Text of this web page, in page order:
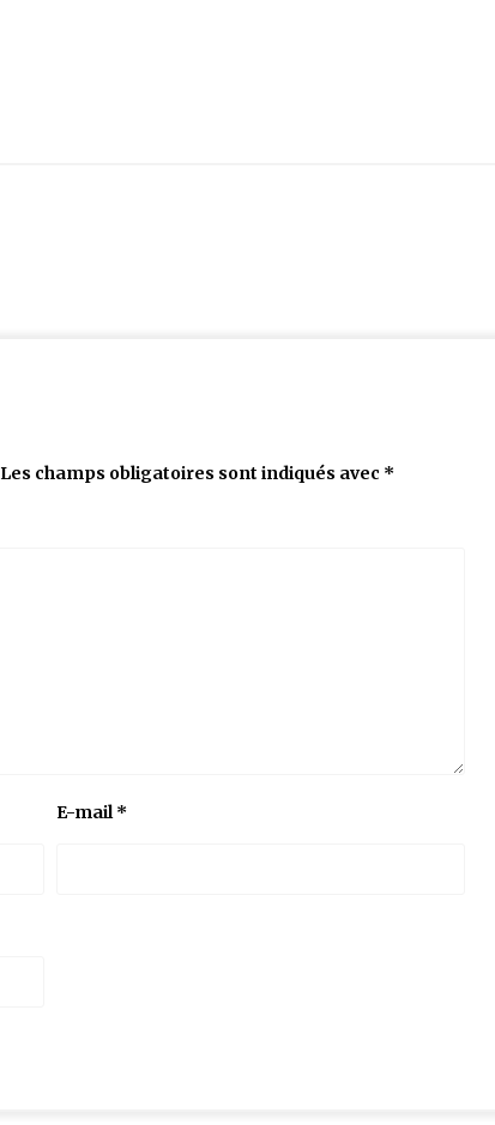
Les champs obligatoires sont indiqués avec *
E-mail*